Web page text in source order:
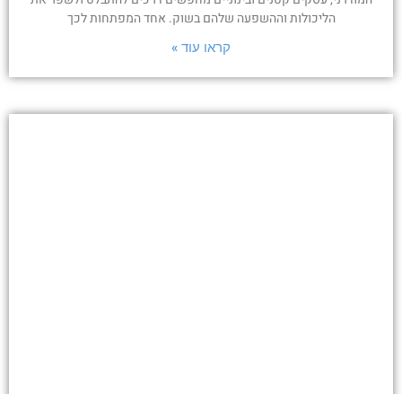
הליכולות וההשפעה שלהם בשוק. אחד המפתחות לכך
קראו עוד »